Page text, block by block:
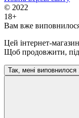
© 2022
18+
Вам вже
Цей інтернет-
Щоб продовжити,
Так, мені виповнилося